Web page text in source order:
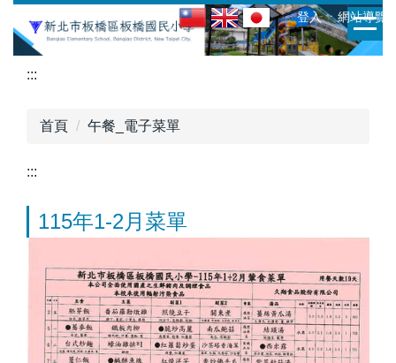
到
主
ㆍ登入 ㆍ網站導覽
:::
首頁 午餐_電子菜單
:::
115年1-2月菜單